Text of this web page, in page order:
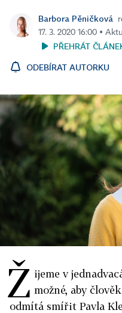
Barbora Pěničková
17. 3. 2020 16:00 ▪
PŘEHRÁT
ODEBÍRAT AUTORKU
Ž ijeme v
možné, aby
odmítá smířit Pavla